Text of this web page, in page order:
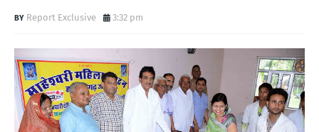
Report Exclusive 3:32 pm